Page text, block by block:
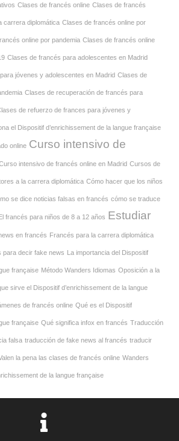
Clases de francés online Clases de francés
carrera diplomática Clases de francés online por
online por pandemia Clases de francés online
Clases de francés para adolescentes en Madrid
jóvenes y adolescentes en Madrid Clases de
Clases de recuperación de francés para
de refuerzo de frances para jóvenes y
el Dispositif d’enrichissement de la langue française
online Curso intensivo de
intensivo de francés online en Madrid Cursos de
a la carrera diplomática Cómo hacer que los niños
se dice noticias falsas en francés cómo se traduce
francés para niños de 8 a 12 años Estudiar
en francés Francés para la carrera diplomática
para decir fake news La importancia del Dispositif
française Método Wanders Idiomas Oposición a la
sirve el Dispositif d’enrichissement de la langue
de francés online Qué es el Dispositif
française Qué significa infox en francés Traducción
falsa traducción de fake news al francés traducir
la pena las clases de francés online Wanders
de la langue française